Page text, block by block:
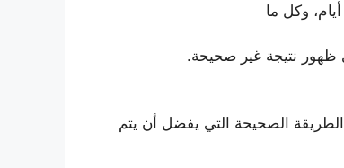
وكل ما
نتيجة غير صحيحة.
الصحيحة التي يفضل أن يتم